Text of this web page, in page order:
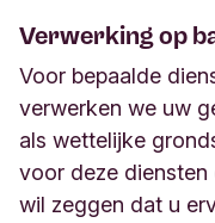
Verwerking op
Voor bepaalde
verwerken we uw
als wettelijke
voor deze
wil zeggen dat u